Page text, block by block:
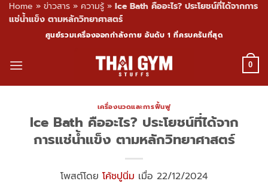
Home » ข่าวสาร » ความรู้ » Ice Bath คืออะไร? ประโยชน์ที่ได้จากการ
แช่น้ำแข็ง ตามหลักวิทยาศาสตร์
content
ศูนย์รวมเครื่องออกกำลังกาย อันดับ 1 ที่ครบครันที่สุด
0
เครื่องนวดและการฟื้นฟู
Ice Bath คืออะไร? ประโยชน์ที่ได้จาก
การแช่น้ำแข็ง ตามหลักวิทยาศาสตร์
โพสต์โดย โค้ชปูนิ่ม เมื่อ 22/12/2024